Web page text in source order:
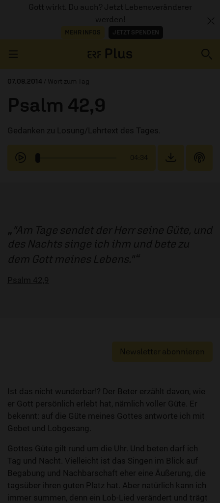
Gott wirkt. Du auch? Jetzt Lebensveränderer
werden!
MEHR INFOS JETZT SPENDEN
AUDIOTHEK
PROGRAMM
07.08.2014 / Wort zum Tag
Psalm 42,9
Gedanken zu Losung/Lehrtext des Tages.
04:34
"Am Tage sendet der Herr seine Güte, und
des Nachts singe ich ihm und bete zu
dem Gott meines Lebens."
Psalm 42,9
Newsletter abonnieren
Ist das nicht wunderbar!? Der Beter erzählt davon, wie
er Gott persönlich erlebt hat, nämlich voller Güte. Er
bekennt: auf die Güte meines Gottes antworte ich mit
Gebet und Lobgesang.
Gottes Güte gilt rund um die Uhr. Und beten darf ich
Tag und Nacht. Vielleicht ist das Singen im Blick auf
Begabung und Nachbarschaft eher eine Äußerung, die
tagsüber ihren guten Platz hat. Aber natürlich kann ich
immer summen, denn ein Lob-Lied verändert und trägt